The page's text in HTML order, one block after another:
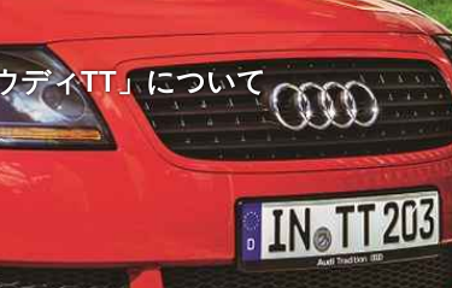
ディTT」について